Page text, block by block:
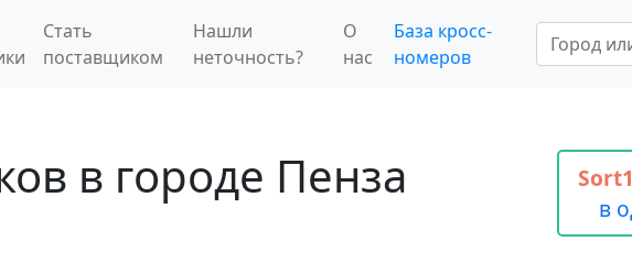
Стать
поставщиком
Нашли
неточность?
О
нас
База кросс-
номеров
в городе Пенза Sort1
в